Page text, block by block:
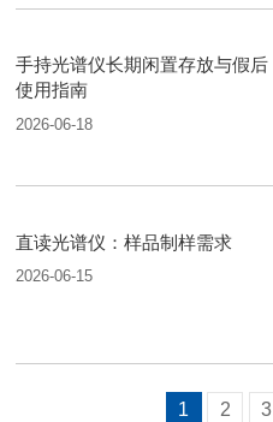
手持光谱仪长期闲置存放与假后
使用指南
2026-06-18
直读光谱仪：样品制样需求
2026-06-15
1 2 3